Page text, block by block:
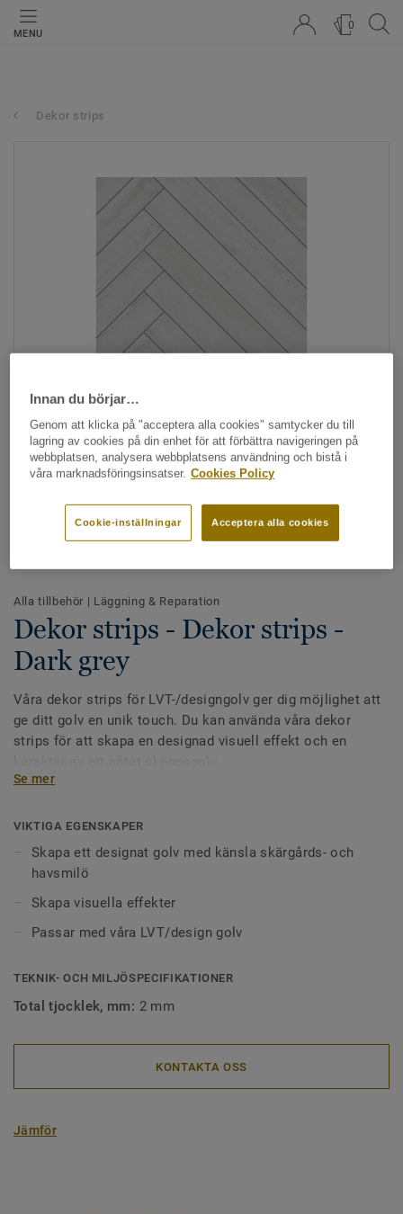
MENU
0
Dekor strips
Alla tillbehör | Läggning & Reparation
Dekor strips - Dekor strips -
Dark grey
Våra dekor strips för LVT-/designgolv ger dig möjlighet att
ge ditt golv en unik touch. Du kan använda våra dekor
strips för att skapa en designad visuell effekt och en
Se mer
VIKTIGA EGENSKAPER
Skapa ett designat golv med känsla skärgårds- och
havsmilö
Skapa visuella effekter
Passar med våra LVT/design golv
TEKNIK- OCH MILJÖSPECIFIKATIONER
Total tjocklek, mm: 2 mm
KONTAKTA OSS
Jämför
Innan du börjar…
Genom att klicka på "acceptera alla cookies" samtycker du till
lagring av cookies på din enhet för att förbättra navigeringen på
webbplatsen, analysera webbplatsens användning och bistå i
våra marknadsföringsinsatser. Cookies Policy
Acceptera alla cookies
Cookie-inställningar